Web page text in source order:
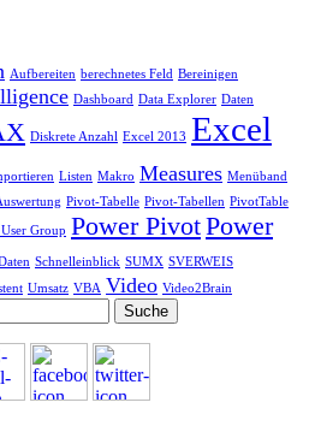
Aufbereiten berechnetes Feld Bereinigen
Dashboard Data Explorer Daten
Diskrete Anzahl Excel 2013 Excel
Listen Makro Measures Menüband
Pivot-Tabelle Pivot-Tabellen PivotTable
Group Power PivotPower
Schnelleinblick SUMX SVERWEIS
Umsatz VBA Video Video2Brain